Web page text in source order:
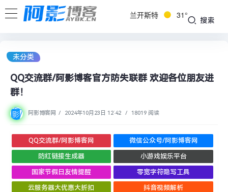
兰开斯特 31°
搜索
未分类
QQ交流群/阿影博客官方防失联群 欢迎各位朋友进
群！
阿影博客网 / 2024年10月23日 12:42 / 18019 阅读
QQ交流群/阿影博客网 微信公众号/阿影博客网
防红链接生成器 小游戏娱乐平台
国家节假日友情提醒 零宽字符隐写工具
云服务器大优惠大折扣 抖音视频解析